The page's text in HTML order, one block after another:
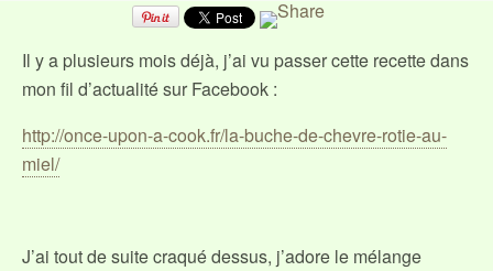
Il y a plusieurs mois déjà, j’ai vu passer cette recette dans
mon fil d’actualité sur Facebook :
http://once-upon-a-cook.fr/la-buche-de-chevre-rotie-au-
miel/
J’ai tout de suite craqué dessus, j’adore le mélange